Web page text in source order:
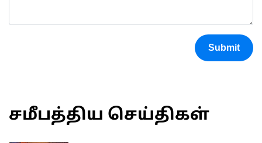
Submit
சமீபத்திய செய்திகள்